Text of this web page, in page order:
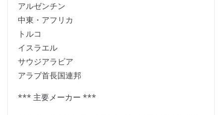
アルゼンチン
中東・アフリカ
トルコ
イスラエル
サウジアラビア
アラブ首長国連邦
*** 主要メーカー ***